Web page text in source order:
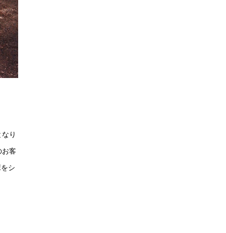
り
お客
シ